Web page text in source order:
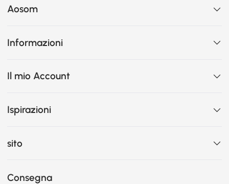
Aosom
Informazioni
Il mio Account
Ispirazioni
sito
Consegna